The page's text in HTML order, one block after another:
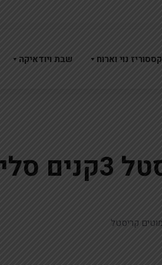
נוי וארוח שבת ויודאיקה
פמוט קריסטלחנוכיה קריסטל כנפיים לבן18X37*מבצע
קריסטל